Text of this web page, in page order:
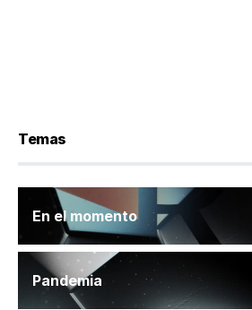
Temas
En el momento
Pandemia